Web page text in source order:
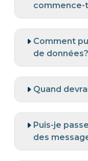
commence-
Comment
de données?
Quand
Puis-je
des